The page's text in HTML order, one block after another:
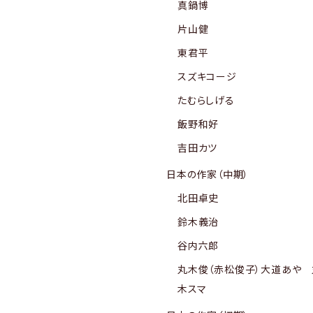
真鍋博
片山健
東君平
スズキコージ
たむらしげる
飯野和好
吉田カツ
日本の作家（中期）
北田卓史
鈴木義治
谷内六郎
丸木俊（赤松俊子）大道あや
木スマ